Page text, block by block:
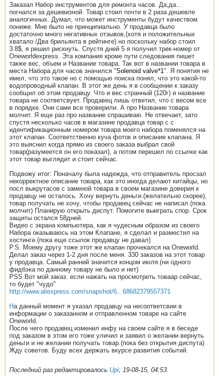
Заказал Набор инструментов для ремонта часов. Да,да...
погнался за дешевизной. Товар стоил почти в 2 раза дешевле
аналогичных. Думал, что может инструменты будут качеством
пониже. Мне было не принципиально. У продавца было
достаточно много негативных отзывов,(хотя и положительных
хватало /Два брильянта в рейтинге) но поскольку набор стоил
3.8$, я решил рискнуть. Спустя дней 5 я получил трек-номер от
Oneworldexpress. Эта компания кроме пути следования пишет
также вес, объем и Название товара. Так вот в названии товара в
места Набора для часов значился "Solenoid valve*1 ". Я понятия не
имел, что это такое но с помощью поиска понял, что это какой-то
водопроводный клапан. В этот же день я в сообщении к заказу
сообщил об этом продавцу. Что и вес странный (120г) и название
товара не соответсвует. Продавец лишь ответил, что с весом все
в порядке. Они сами все проверили. А про Название товара
молчит. Я еще раз про название спрашиваю. Не отвечает, зато
спустя несколько часов в магазине продавца товар с с
идентификационным номером товара моего набора поменялся на
этот клапан. Соответственно куча фоток и описание клапана. Я
это выяснил когда прямо из своего заказа выбрал свой
товар(разумеется он его показал), а потом перешел по ссылке как
этот товар выглядит и стоит сейчас.
Подвожу итог: Поначалу была надежда, что отправитель просзал
некорректное описание товара, как это иногда делают китайцы, но
посл выкрутасов с заменой товара в своем магазине доверия к
продавцу не осталось. Хочу вернуть деньги.(желательно скорее),
товар получать не хочу, чтобы продавец сейчас не написал.(пока
молчит) Планирую открыть диспут. Помогите выиграть спор. Срок
защиты остался 58дней.
Видео с экрана компьютера, как я чудесным образом из своего
Набора оказываюсь на этом Клапане, я сделал и разместил на
хостинге.(пока еще ссылок продавцу не давал)
P.S. Моему другу тоже этот же клапан прочекался на Oneworld.
Делал заказ через 1-2 дня после меня. 330 заказов на этот товар
у продавца. Самый ранний значится концом июля.(ни одного
фидбэка по данному товару не было и нет)
PSS Вот мой заказ. если нажать на просмотреть товаар сейчас,
то будет "чудо"
http://www.aliexpress.com/snapshot/6...68682379557371
На данный момент я указал продавцу на несоответсвии в
информации о заказанном и отправленном товаре на сайте
Oneworld.
После чего продавец изменил инфу на своем сайте я в беседе
под заказом в этом его тоже уличил и заявил о желании вернуть
деньги и не желании получать товар.(пока без открытия диспута)
Жду советов. Буду всех держать вкурсе развития событий.
Последний раз редактировалось Upi; 19-08-15, 04:53